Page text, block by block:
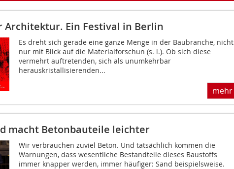
Architektur. Ein Festival in Berlin
Es dreht sich gerade eine ganze Menge in der Baubranche, nicht
nur mit Blick auf die Materialforschun (s. l.). Ob sich diese
vermehrt auftretenden, sich als unumkehrbar
herauskristallisierenden...
mehr
macht Betonbauteile leichter
Wir verbrauchen zuviel Beton. Und tatsächlich kommen die
Warnungen, dass wesentliche Bestandteile dieses Baustoffs
immer knapper werden, immer häufiger: Sand beispielsweise.